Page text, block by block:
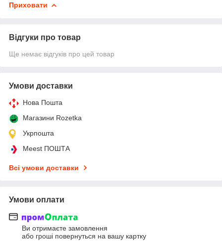
Приховати
Відгуки про товар
Ще немає відгуків про цей товар
Умови доставки
Нова Пошта
Магазини Rozetka
Укрпошта
Meest ПОШТА
Всі умови доставки
Умови оплати
Ви отримаєте замовлення
або гроші повернуться на вашу картку